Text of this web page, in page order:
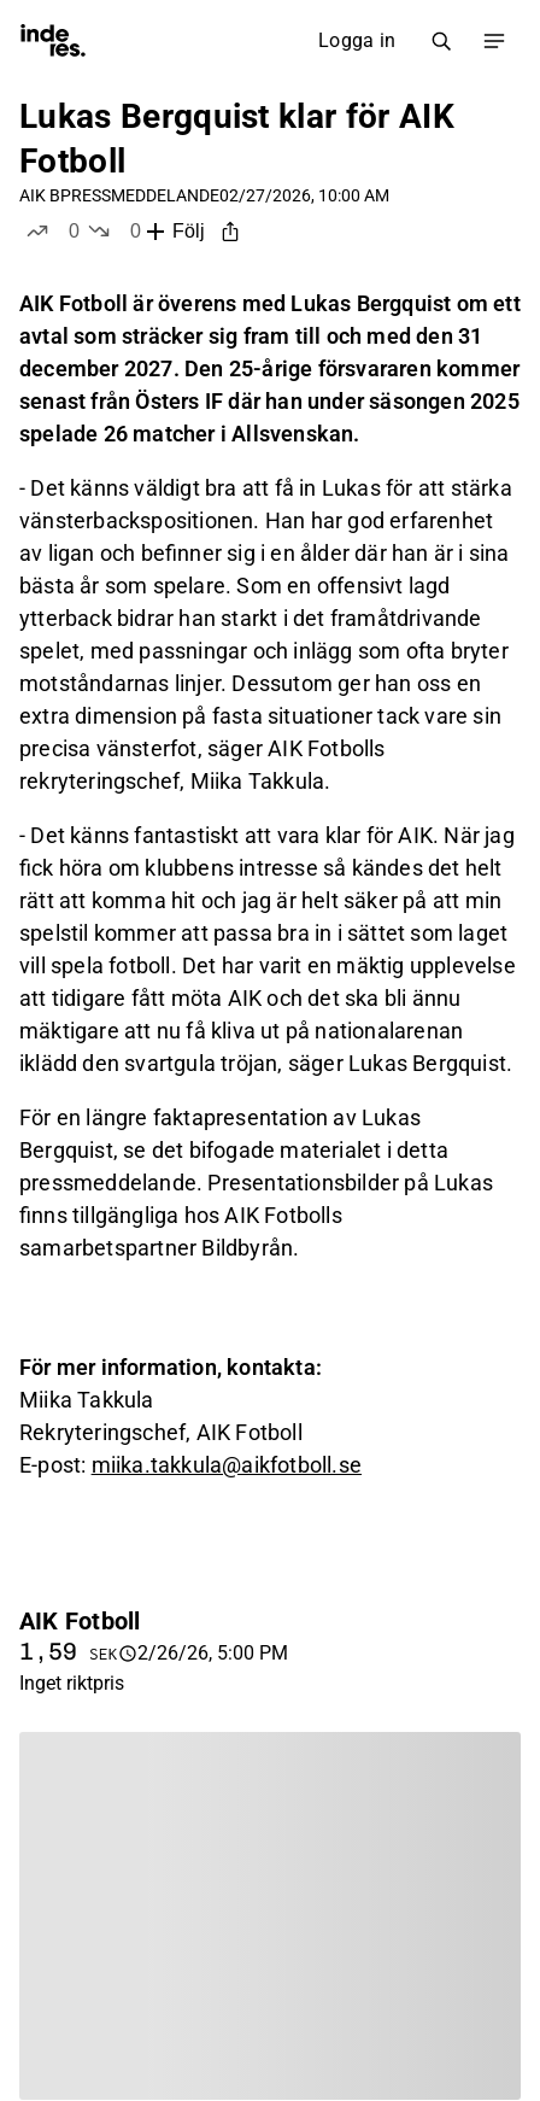
Logga in
Lukas Bergquist klar för AIK
Fotboll
AIK BPRESSMEDDELANDE02/27/2026, 10:00 AM
0
0
Följ
AIK Fotboll är överens med Lukas Bergquist om ett
avtal som sträcker sig fram till och med den 31
december 2027. Den 25-årige försvararen kommer
senast från Östers IF där han under säsongen 2025
spelade 26 matcher i Allsvenskan.
- Det känns väldigt bra att få in Lukas för att stärka
vänsterbackspositionen. Han har god erfarenhet
av ligan och befinner sig i en ålder där han är i sina
bästa år som spelare. Som en offensivt lagd
ytterback bidrar han starkt i det framåtdrivande
spelet, med passningar och inlägg som ofta bryter
motståndarnas linjer. Dessutom ger han oss en
extra dimension på fasta situationer tack vare sin
precisa vänsterfot, säger AIK Fotbolls
rekryteringschef, Miika Takkula.
- Det känns fantastiskt att vara klar för AIK. När jag
fick höra om klubbens intresse så kändes det helt
rätt att komma hit och jag är helt säker på att min
spelstil kommer att passa bra in i sättet som laget
vill spela fotboll. Det har varit en mäktig upplevelse
att tidigare fått möta AIK och det ska bli ännu
mäktigare att nu få kliva ut på nationalarenan
iklädd den svartgula tröjan, säger Lukas Bergquist.
För en längre faktapresentation av Lukas
Bergquist, se det bifogade materialet i detta
pressmeddelande. Presentationsbilder på Lukas
finns tillgängliga hos AIK Fotbolls
samarbetspartner Bildbyrån.
För mer information, kontakta:
Miika Takkula
Rekryteringschef, AIK Fotboll
E-post: miika.takkula@aikfotboll.se
AIK Fotboll
1,59 SEK
2/26/26, 5:00 PM
Inget riktpris